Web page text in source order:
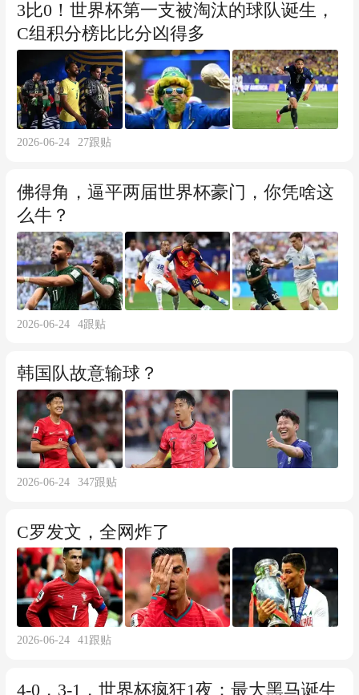
3比0！世界杯第一支被淘汰的球队诞生，
C组积分榜比比分凶得多
2026-06-24 27跟贴
佛得角，逼平两届世界杯豪门，你凭啥这
么牛？
2026-06-24 4跟贴
韩国队故意输球？
2026-06-24 347跟贴
C罗发文，全网炸了
2026-06-24 41跟贴
4-0，3-1，世界杯疯狂1夜：最大黑马诞生